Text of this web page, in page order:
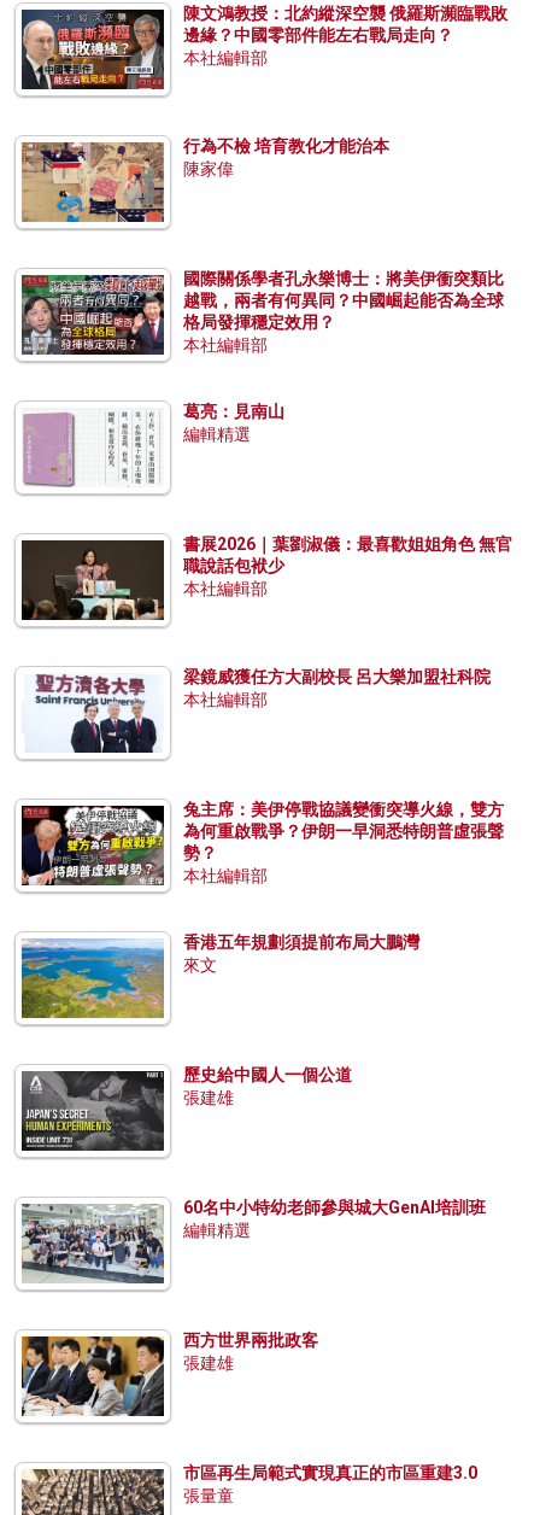
陳文鴻教授：北約縱深空襲 俄羅斯瀕臨戰敗
邊緣？中國零部件能左右戰局走向？
本社編輯部
行為不檢 培育教化才能治本
陳家偉
國際關係學者孔永樂博士：將美伊衝突類比
越戰，兩者有何異同？中國崛起能否為全球
格局發揮穩定效用？
本社編輯部
葛亮：見南山
編輯精選
書展2026｜葉劉淑儀：最喜歡姐姐角色 無官
職說話包袱少
本社編輯部
梁鏡威獲任方大副校長 呂大樂加盟社科院
本社編輯部
兔主席：美伊停戰協議變衝突導火線，雙方
為何重啟戰爭？伊朗一早洞悉特朗普虛張聲
勢？
本社編輯部
香港五年規劃須提前布局大鵬灣
來文
歷史給中國人一個公道
張建雄
60名中小特幼老師參與城大GenAI培訓班
編輯精選
西方世界兩批政客
張建雄
市區再生局範式實現真正的市區重建3.0
張量童